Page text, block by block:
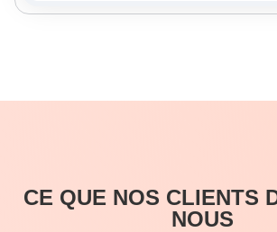
CE QUE NOS CLIENTS
NOUS